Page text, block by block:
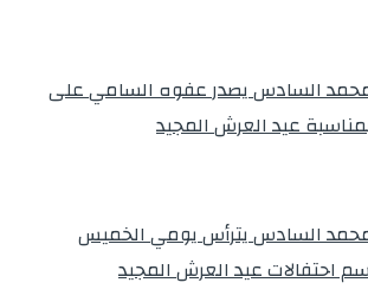
محمد السادس يصدر عفوه السامي على
محمد السادس يترأس يومي الخميس
احتفالات عيد العرش المجيد